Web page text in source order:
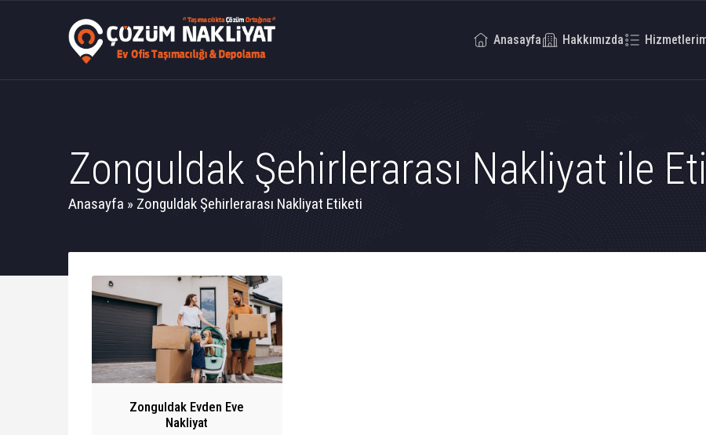
Anasayfa Hakkımızda
Zonguldak Şehirlerarası Nakliyat ile
Anasayfa » Zonguldak Şehirlerarası Nakliyat Etiketi
Zonguldak Evden Eve
Nakliyat